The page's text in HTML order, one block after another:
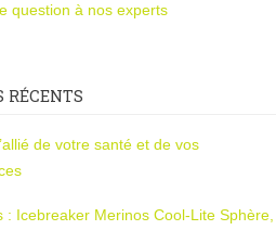
question à nos experts
RÉCENTS
de votre santé et de vos
: Icebreaker Merinos Cool-Lite Sphère,